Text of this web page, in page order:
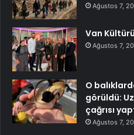
Ağustos 7,
Van Kültürü
Ağustos 7,
O
görüldü:
çağrısı
Ağustos 7,